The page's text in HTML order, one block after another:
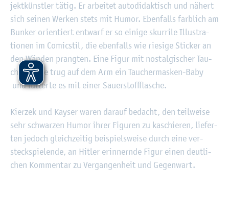
jekt­künst­ler tätig. Er ar­bei­tet au­to­di­dak­tisch und nä­hert
sich sei­nen Wer­ken stets mit Humor. Eben­falls farb­lich am
Bun­ker ori­en­tiert ent­warf er so ei­ni­ge skur­ri­le Il­lus­tra­
tio­nen im Co­mic­stil, die eben­falls wie rie­si­ge Sti­cker an
den Wän­den prang­ten. Eine Figur mit nost­al­gi­scher Tau­
cher­mas­ke trug auf dem Arm ein Tau­cher­mas­ken-Baby
und füt­ter­te es mit einer Sauer­stoff­fla­sche.
Kier­zek und Kay­ser waren dar­auf be­dacht, den teil­wei­se
sehr schwar­zen Humor ihrer Fi­gu­ren zu ka­schie­ren, lie­fer­
ten je­doch gleich­zei­tig bei­spiels­wei­se durch eine ver­
steck­spie­len­de, an Hit­ler er­in­nern­de Figur einen deut­li­
chen Kom­men­tar zu Ver­gan­gen­heit und Ge­gen­wart.